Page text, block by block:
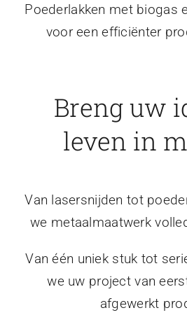
Poederlakken met biogas
voor een efficiënter
Breng uw
leven in
Van lasersnijden tot
we metaalmaatwerk
Van één uniek stuk tot
we uw project van
afgewerkt